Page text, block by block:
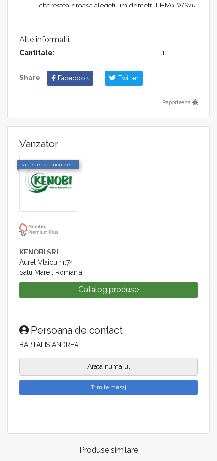
cherestea groasa alegeti umidometrul HM9-WS25.
Alte informatii:
Cantitate: 1
Share Facebook Twitter
Raporteaza
Vanzator
Partener de incredere
KENOBI SRL
Aurel Vlaicu nr.74
Satu Mare , Romania
Catalog produse
Persoana de contact
BARTALIS ANDREA
Arata numarul
Trimite mesaj
Produse similare